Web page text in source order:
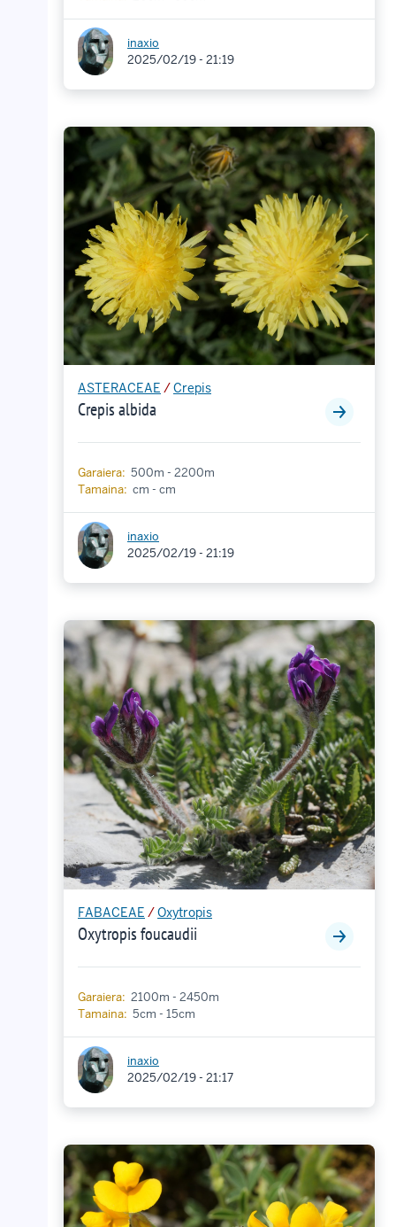
inaxio
2025/02/19 - 21:19
ASTERACEAE /Crepis
Crepis albida
Garaiera: 500m - 2200m
Tamaina: cm - cm
inaxio
2025/02/19 - 21:19
FABACEAE /Oxytropis
Oxytropis foucaudii
Garaiera: 2100m - 2450m
Tamaina: 5cm - 15cm
inaxio
2025/02/19 - 21:17